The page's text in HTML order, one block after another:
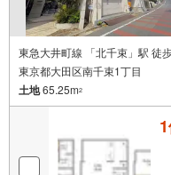
東急大井町線 「北千束」駅 徒
東京都大田区南千束1丁目
土地65.25m2